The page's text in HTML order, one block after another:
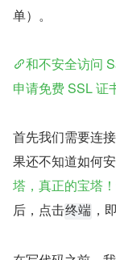
单）。
和不安全访问
申请免费 SSL 证
首先我们需要连
果还不知道如何
塔，真正的宝塔
后，点击终端 ，